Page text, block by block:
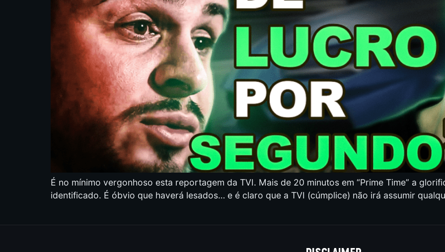
É no mínimo vergonhoso esta reportagem da TVI. Mais de 20 minutos em “Prime Time” a
identificado. É óbvio que haverá lesados… e é claro que a TVI (cúmplice) não irá assumir